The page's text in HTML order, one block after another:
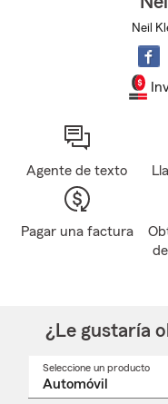
Neil
Agente de texto
Pagar una factura
¿Le gustaría
Seleccione un producto